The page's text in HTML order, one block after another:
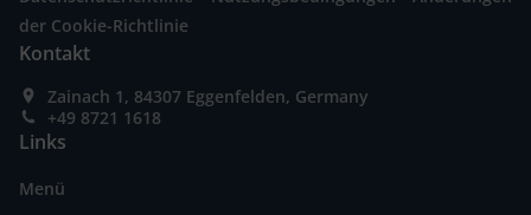
der Cookie-Richtlinie
Kontakt
Zainach 1, 84307 Eggenfelden, Germany
+49 8721 1618
Links
Menü